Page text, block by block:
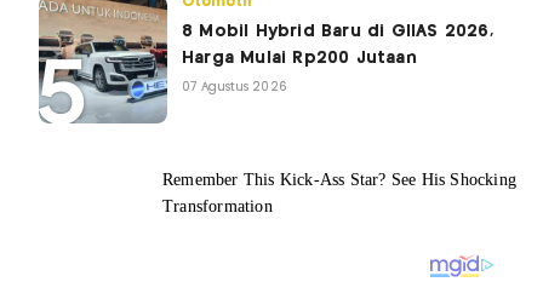
8 Mobil Hybrid Baru di GIIAS 2026,
Harga Mulai Rp200 Jutaan
07 Agustus 2026